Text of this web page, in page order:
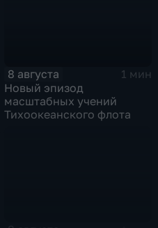
8 августа
1 мин
Новый эпизод
масштабных учений
Тихоокеанского флота